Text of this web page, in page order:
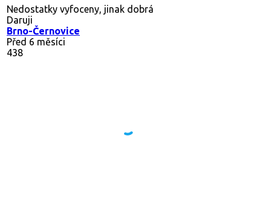
Nedostatky vyfoceny, jinak dobrá
Daruji
Brno-Černovice
Před 6 měsíci
438